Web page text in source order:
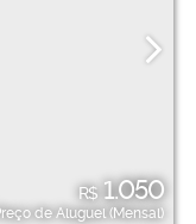
R$1.050
de Aluguel (Mensal)